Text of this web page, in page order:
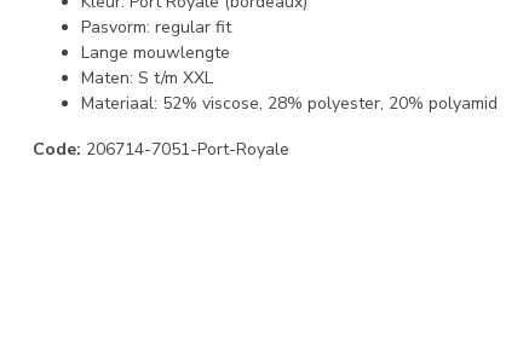
Pasvorm: regular fit
Lange mouwlengte
Maten: S t/m XXL
Materiaal: 52% viscose, 28% polyester, 20% polyamid
Code: 206714-7051-Port-Royale